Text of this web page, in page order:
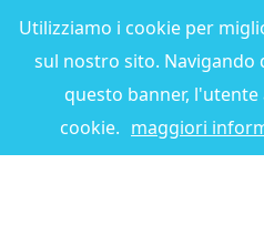
Utilizziamo i cookie per
sul nostro sito. Navigando
questo banner,
cookie. maggiori